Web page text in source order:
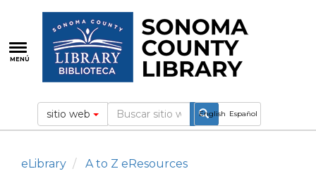
contenido
principal
MENÚ
English Español
sitio web
eLibrary
A to Z eResources